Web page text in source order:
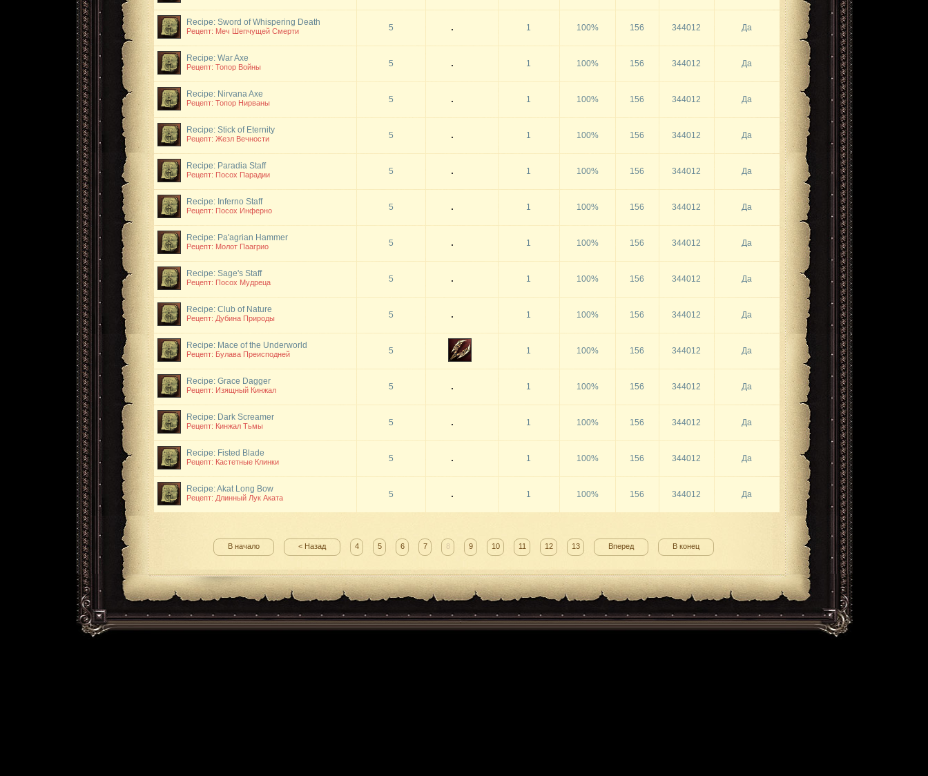
Recipe: Sword of Whispering Death
Рецепт: Меч Шепчущей Смерти 5 1 100% 156 344012 Да
Recipe: War Axe
Рецепт: Топор Войны 5 1 100% 156 344012 Да
Recipe: Nirvana Axe
Рецепт: Топор Нирваны 5 1 100% 156 344012 Да
Recipe: Stick of Eternity
Рецепт: Жезл Вечности 5 1 100% 156 344012 Да
Recipe: Paradia Staff
Рецепт: Посох Парадии 5 1 100% 156 344012 Да
Recipe: Inferno Staff
Рецепт: Посох Инферно 5 1 100% 156 344012 Да
Recipe: Pa'agrian Hammer
Рецепт: Молот Паагрио 5 1 100% 156 344012 Да
Recipe: Sage's Staff
Рецепт: Посох Мудреца 5 1 100% 156 344012 Да
Recipe: Club of Nature
Рецепт: Дубина Природы 5 1 100% 156 344012 Да
Recipe: Mace of the Underworld
Рецепт: Булава Преисподней 5 1 100% 156 344012 Да
Recipe: Grace Dagger
Рецепт: Изящный Кинжал 5 1 100% 156 344012 Да
Recipe: Dark Screamer
Рецепт: Кинжал Тьмы 5 1 100% 156 344012 Да
Recipe: Fisted Blade
Рецепт: Кастетные Клинки 5 1 100% 156 344012 Да
Recipe: Akat Long Bow
Рецепт: Длинный Лук Аката 5 1 100% 156 344012 Да
В начало < Назад 4 5 6 7 8 9 10 11 12 13 Вперед В конец